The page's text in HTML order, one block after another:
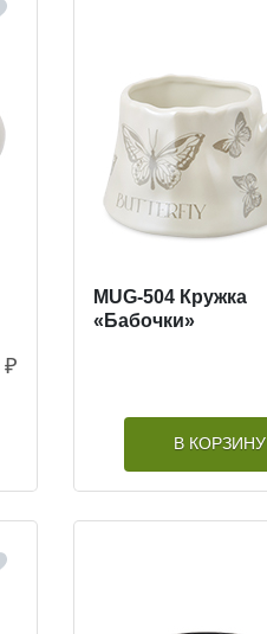
₽
MUG-504 Кружка
«Бабочки»
В КОРЗИНУ